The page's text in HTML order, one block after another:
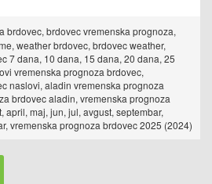
brdovec, brdovec vremenska prognoza,
weather brdovec, brdovec weather,
7 dana, 10 dana, 15 dana, 20 dana, 25
vremenska prognoza brdovec,
naslovi, aladin vremenska prognoza
brdovec aladin, vremenska prognoza
april, maj, jun, jul, avgust, septembar,
vremenska prognoza brdovec 2025 (2024)